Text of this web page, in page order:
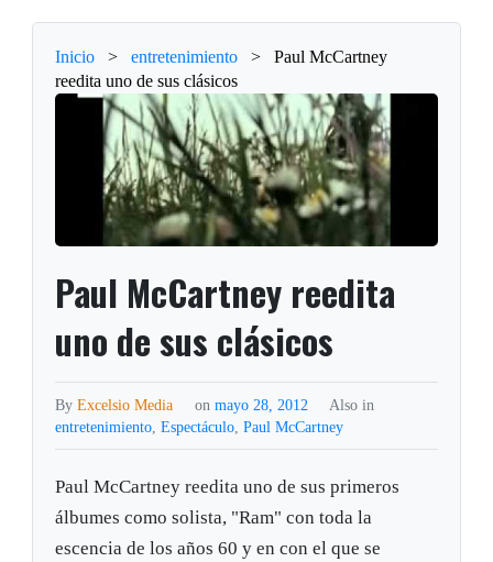
Inicio > entretenimiento >
Paul McCartney
reedita uno de sus clásicos
Paul McCartney reedita
uno de sus clásicos
ByExcelsio Media on mayo 28, 2012
Also in
entretenimiento,Espectáculo,Paul McCartney
Paul McCartney reedita uno de sus primeros
álbumes como solista, "Ram" con toda la
escencia de los años 60 y en con el que se